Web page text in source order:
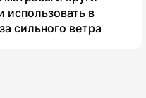
использовать в
сильного ветра